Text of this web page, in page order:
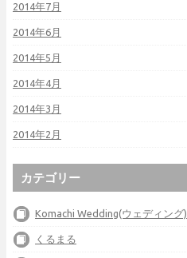
2014年7月
2014年6月
2014年5月
2014年4月
2014年3月
2014年2月
カテゴリー
Komachi Wedding(ウェディング)
くるまる